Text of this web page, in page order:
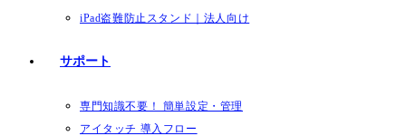
iPad盗難防止スタンド｜法人向け
サポート
専門知識不要！ 簡単設定・管理
アイタッチ 導入フロー